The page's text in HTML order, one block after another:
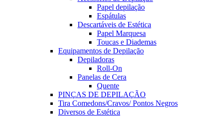
Papel depilação
Espátulas
Descartáveis de Estética
Papel Marquesa
Toucas e Diademas
Equipamentos de Depilação
Depiladoras
Roll-On
Panelas de Cera
Quente
PINÇAS DE DEPILAÇÃO
Tira Comedons/Cravos/ Pontos Negros
Diversos de Estética